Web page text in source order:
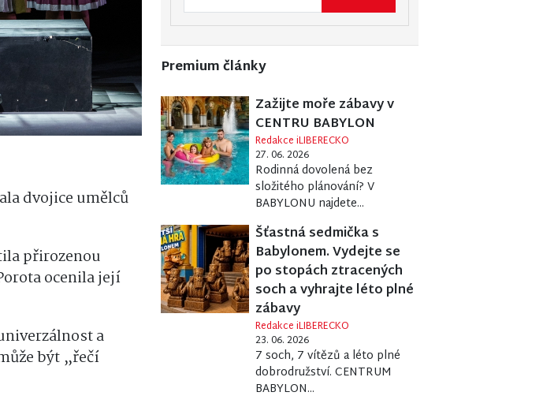
dvojice umělců
přirozenou
ocenila její
a
být „řečí
Premium články
Zažijte moře zábavy v
CENTRU BABYLON
Redakce iLIBERECKO
27. 06. 2026
Rodinná dovolená bez
složitého plánování? V
BABYLONU najdete...
Šťastná sedmička s
Babylonem. Vydejte se
po stopách ztracených
soch a vyhrajte léto plné
zábavy
Redakce iLIBERECKO
23. 06. 2026
7 soch, 7 vítězů a léto plné
dobrodružství. CENTRUM
BABYLON...